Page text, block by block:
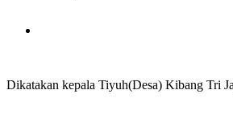
Dikatakan kepala Tiyuh(Desa) Kibang Tri